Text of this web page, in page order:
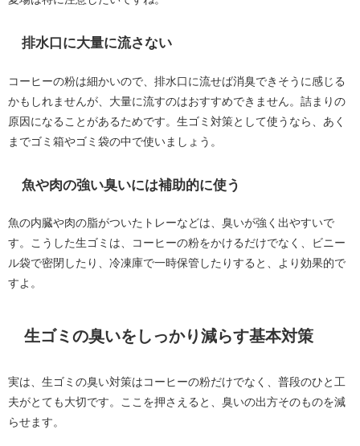
排水口に大量に流さない
コーヒーの粉は細かいので、排水口に流せば消臭できそうに感じる
かもしれませんが、大量に流すのはおすすめできません。詰まりの
原因になることがあるためです。生ゴミ対策として使うなら、あく
までゴミ箱やゴミ袋の中で使いましょう。
魚や肉の強い臭いには補助的に使う
魚の内臓や肉の脂がついたトレーなどは、臭いが強く出やすいで
す。こうした生ゴミは、コーヒーの粉をかけるだけでなく、ビニー
ル袋で密閉したり、冷凍庫で一時保管したりすると、より効果的で
すよ。
生ゴミの臭いをしっかり減らす基本対策
実は、生ゴミの臭い対策はコーヒーの粉だけでなく、普段のひと工
夫がとても大切です。ここを押さえると、臭いの出方そのものを減
らせます。